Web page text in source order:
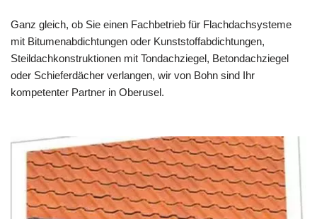
Ganz gleich, ob Sie einen Fachbetrieb für Flachdachsysteme
mit Bitumenabdichtungen oder Kunststoffabdichtungen,
Steildachkonstruktionen mit Tondachziegel, Betondachziegel
oder Schieferdächer verlangen, wir von Bohn sind Ihr
kompetenter Partner in Oberusel.